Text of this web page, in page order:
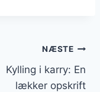
NÆSTE
Kylling i karry: En
lækker opskrift